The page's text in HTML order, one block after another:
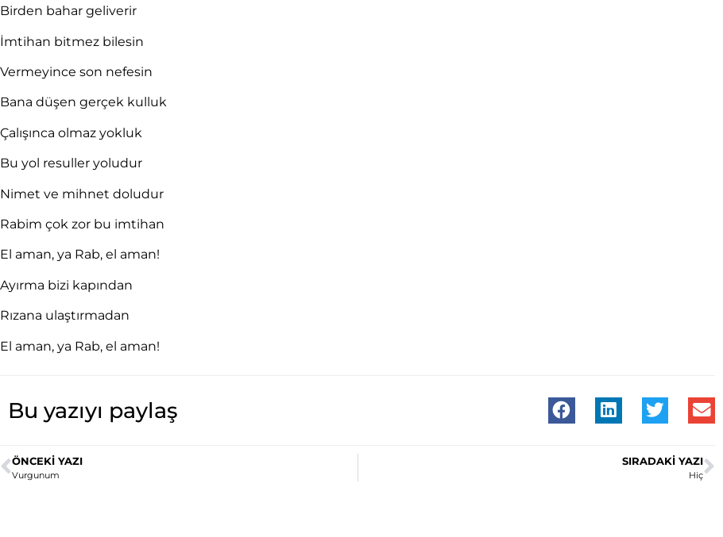
Birden bahar geliverir
İmtihan bitmez bilesin
Vermeyince son nefesin
Bana düşen gerçek kulluk
Çalışınca olmaz yokluk
Bu yol resuller yoludur
Nimet ve mihnet doludur
Rabim çok zor bu imtihan
El aman, ya Rab, el aman!
Ayırma bizi kapından
Rızana ulaştırmadan
El aman, ya Rab, el aman!
Bu yazıyı paylaş
ÖNCEKI YAZI
Vurgunum
SIRADAKI YAZI
Hiç